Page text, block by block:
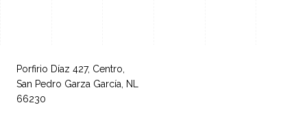
Porfirio Díaz 427, Centro,
San Pedro Garza García, NL
66230